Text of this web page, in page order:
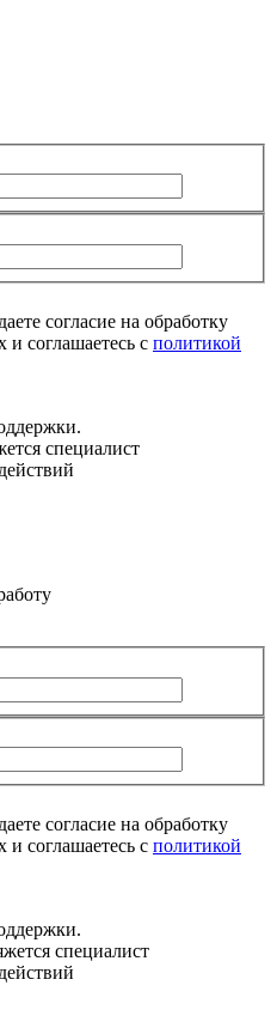
согласие на обработку
соглашаетесь с политикой
специалист
согласие на обработку
соглашаетесь с политикой
специалист